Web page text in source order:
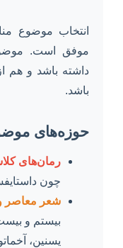
انتخاب موضوع
موفق است.
داشته باشد و هم
باشد.
حوزه‌های
رمان‌های
چون
شعر معاصر
بیستم و
یسنین،